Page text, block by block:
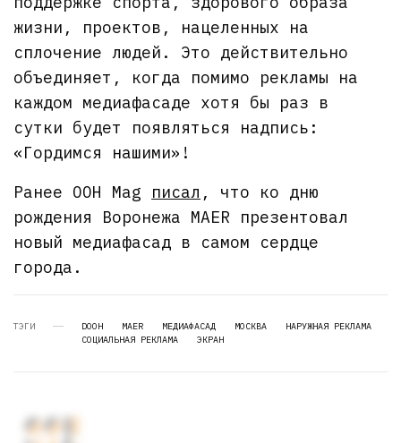
жизни, проектов, нацеленных на
сплочение людей. Это действительно
объединяет, когда помимо рекламы на
каждом медиафасаде хотя бы раз в
сутки будет появляться надпись:
«Гордимся нашими»!
Ранее OOH Mag писал , что ко дню
рождения Воронежа MAER презентовал
новый медиафасад в самом сердце
города.
ТЭГИ DOOH MAER МЕДИАФАСАД МОСКВА
НАРУЖНАЯ РЕКЛАМА
СОЦИАЛЬНАЯ РЕКЛАМА
ЭКРАН